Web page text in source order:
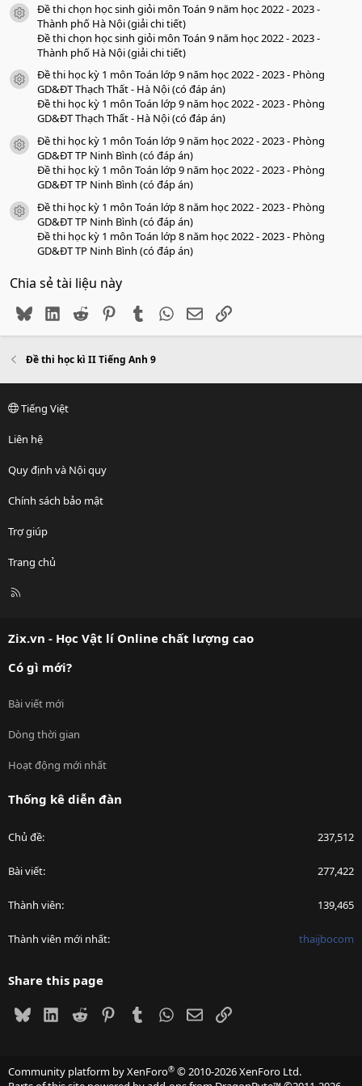
icon tài liệu
Đề thi chọn học sinh giỏi môn Toán 9 năm học 2022 - 2023 -
Thành phố Hà Nội (giải chi tiết)
Đề thi chọn học sinh giỏi môn Toán 9 năm học 2022 - 2023 -
Thành phố Hà Nội (giải chi tiết)
icon tài liệu
Đề thi học kỳ 1 môn Toán lớp 9 năm học 2022 - 2023 - Phòng
GD&ĐT Thạch Thất - Hà Nội (có đáp án)
Đề thi học kỳ 1 môn Toán lớp 9 năm học 2022 - 2023 - Phòng
GD&ĐT Thạch Thất - Hà Nội (có đáp án)
icon tài liệu
Đề thi học kỳ 1 môn Toán lớp 9 năm học 2022 - 2023 - Phòng
GD&ĐT TP Ninh Bình (có đáp án)
Đề thi học kỳ 1 môn Toán lớp 9 năm học 2022 - 2023 - Phòng
GD&ĐT TP Ninh Bình (có đáp án)
icon tài liệu
Đề thi học kỳ 1 môn Toán lớp 8 năm học 2022 - 2023 - Phòng
GD&ĐT TP Ninh Bình (có đáp án)
Đề thi học kỳ 1 môn Toán lớp 8 năm học 2022 - 2023 - Phòng
GD&ĐT TP Ninh Bình (có đáp án)
Chia sẻ tài liệu này
BlueskyLinkedIn
Reddit PinterestTumblr WhatsApp
EmailLink
Đề thi học kì II Tiếng Anh 9
Tiếng Việt
Liên hệ
Quy định và Nội quy
Chính sách bảo mật
Trợ giúp
Trang chủ
R
Zix.vn - Học Vật lí Online chất lượng cao
Có gì mới?
Bài viết mới
Dòng thời gian
Hoạt động mới nhất
Thống kê diễn đàn
Chủ đề 237,512
Bài viết 277,422
Thành viên 139,465
Thành viên mới nhất thaijbocom
Share this page
BlueskyLinkedIn
Reddit PinterestTumblrWhatsApp
EmailLink
Community platform by XenForo® © 2010-2026 XenForo Ltd.